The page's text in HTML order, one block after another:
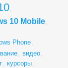
,
10 Mobile,
Phone,
, видео,
, курсоры,